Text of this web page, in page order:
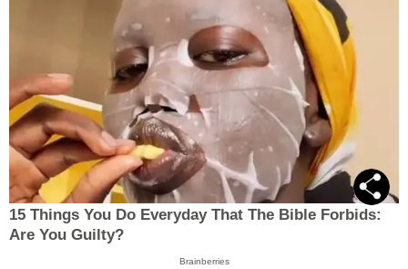
15 Things You Do Everyday That The Bible Forbids:
Are You Guilty?
Brainberries